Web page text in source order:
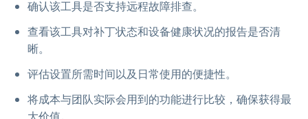
确认该工具是否支持远程故障排查。
查看该工具对补丁状态和设备健康状况的报告是否清
晰。
评估设置所需时间以及日常使用的便捷性。
将成本与团队实际会用到的功能进行比较，确保获得最